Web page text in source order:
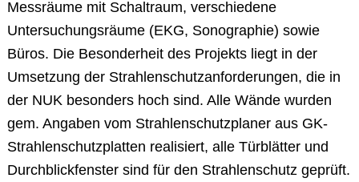
Messräume mit Schaltraum, verschiedene
Untersuchungsräume (EKG, Sonographie) sowie
Büros. Die Besonderheit des Projekts liegt in der
Umsetzung der Strahlenschutzanforderungen, die in
der NUK besonders hoch sind. Alle Wände wurden
gem. Angaben vom Strahlenschutzplaner aus GK-
Strahlenschutzplatten realisiert, alle Türblätter und
Durchblickfenster sind für den Strahlenschutz geprüft.